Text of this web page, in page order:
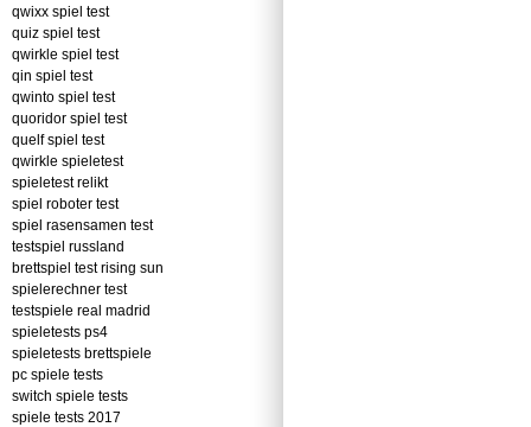
qwixx spiel test
quiz spiel test
qwirkle spiel test
qin spiel test
qwinto spiel test
quoridor spiel test
quelf spiel test
qwirkle spieletest
spieletest relikt
spiel roboter test
spiel rasensamen test
testspiel russland
brettspiel test rising sun
spielerechner test
testspiele real madrid
spieletests ps4
spieletests brettspiele
pc spiele tests
switch spiele tests
spiele tests 2017